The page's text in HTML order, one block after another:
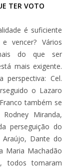
TER VOTO
é suficiente
vencer? Vários
do que ser
mais exigente.
perspectiva: Cel.
o Lazaro
também se
Miranda,
perseguição do
Araújo, Dante do
Maria Machadão
todos tomaram